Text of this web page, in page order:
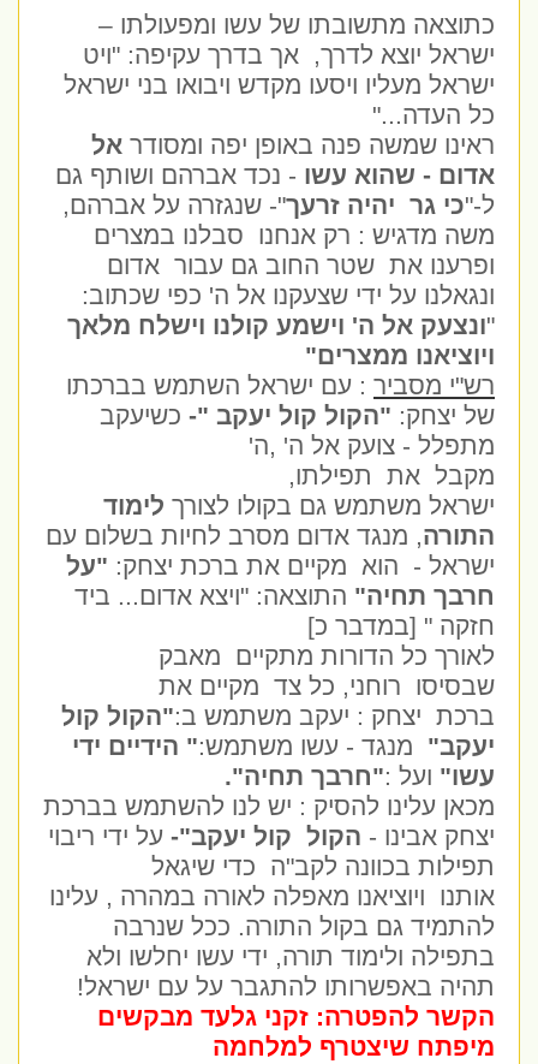
כתוצאה מתשובתו של עשו ומפעולתו –
ישראל יוצא לדרך, אך בדרך עקיפה: "ויט
ישראל מעליו ויסעו מקדש ויבואו בני ישראל
כל העדה..."
ראינו שמשה פנה באופן יפה ומסודראל
אדום - שהוא עשו- נכד אברהם ושותף גם
ל-"כי גר יהיה זרעך"- שנגזרה על אברהם,
משה מדגיש : רק אנחנו סבלנו במצרים
ופרענו את שטר החוב גם עבור אדום
ונגאלנו על ידי שצעקנו אל ה' כפי שכתוב:
ונצעק אל ה' וישמע קולנו וישלח מלאך
ויוציאנו ממצרים"
רש"י מסביר: עם ישראל השתמש בברכתו
של יצחק:"הקול קול יעקב "-כשיעקב
מתפלל - צועק אל ה' ,ה'
מקבל את תפילתו,
ישראל משתמש גם בקולו לצורךלימוד
התורה, מנגד אדום מסרב לחיות בשלום עם
ישראל - הוא מקיים את ברכת יצחק:"על
חרבך תחיה"התוצאה: "ויצא אדום... ביד
חזקה " [במדבר כ]
לאורך כל הדורות מתקיים מאבק
שבסיסו רוחני, כל צד מקיים את
ברכת יצחק : יעקב משתמש ב:"הקול קול
יעקב"מנגד - עשו משתמש:" הידיים ידי
עשו"ועל :"חרבך תחיה".
מכאן עלינו להסיק : יש לנו להשתמש בברכת
יצחק אבינו - הקול קול יעקב"-על ידי ריבוי
תפילות בכוונה לקב"ה כדי שיגאל
אותנו ויוציאנו מאפלה לאורה במהרה , עלינו
להתמיד גם בקול התורה. ככל שנרבה
בתפילה ולימוד תורה, ידי עשו יחלשו ולא
תהיה באפשרותו להתגבר על עם ישראל!
הקשר להפטרה: זקני גלעד מבקשים
מיפתח שיצטרף למלחמה